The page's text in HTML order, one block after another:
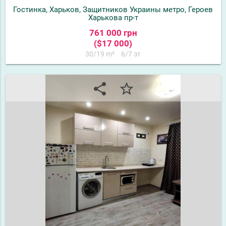
Гостинка, Харьков, Защитников Украины метро, Героев
Харькова пр-т
761 000 грн
($17 000)
30/19 m² 6/7 эт
share star_border